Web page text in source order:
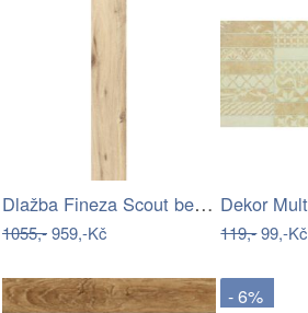
Dlažba Fineza Scout beige 20x120 cm mat…
1055,-959,-Kč 119,-99,-Kč
- 6%